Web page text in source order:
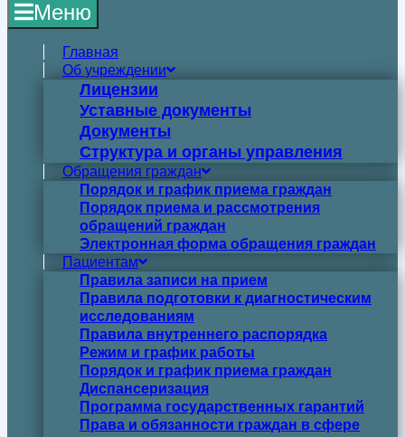
Меню
Главная
Об учреждении
Лицензии
Уставные документы
Документы
Структура и органы управления
Обращения граждан
Порядок и график приема граждан
Порядок приема и рассмотрения
обращений граждан
Электронная форма обращения граждан
Пациентам
Правила записи на прием
Правила подготовки к диагностическим
исследованиям
Правила внутреннего распорядка
Режим и график работы
Порядок и график приема граждан
Диспансеризация
Программа государственных гарантий
Права и обязанности граждан в сфере